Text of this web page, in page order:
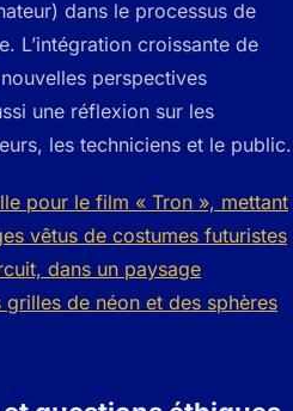
dans le processus de
L’intégration croissante de
perspectives
une réflexion sur les
les techniciens et le public.